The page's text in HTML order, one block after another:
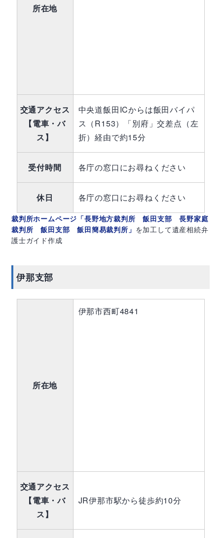
所在地
交通アクセス
【電車・バ
ス】
中央道飯田ICからは飯田バイパ
ス（R153）「別府」交差点（左
折）経由で約15分
受付時間 各庁の窓口にお尋ねください
休日 各庁の窓口にお尋ねください
裁判所ホームページ「長野地方裁判所 飯田支部 長野家庭
裁判所 飯田支部 飯田簡易裁判所」 を加工して遺産相続弁
護士ガイド作成
伊那支部
所在地
伊那市西町4841
交通アクセス
【電車・バ
ス】
JR伊那市駅から徒歩約10分